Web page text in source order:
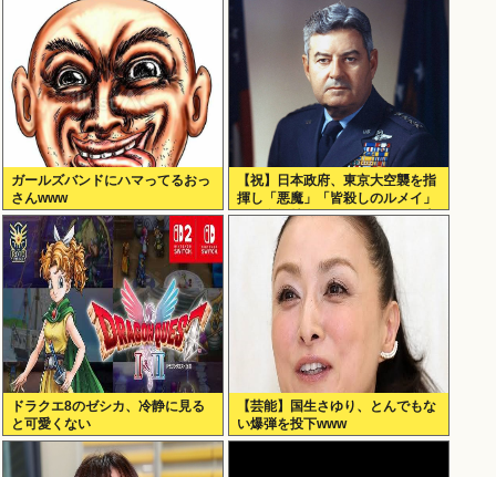
ガールズバンドにハマってるおっ
さんwww
【祝】日本政府、東京大空襲を指
揮し「悪魔」「皆殺しのルメイ」
の渾名を持つカーチス・ルメイ米
国空軍大将に勲一等旭日大綬章を
ドラクエ8のゼシカ、冷静に見る
と可愛くない
【芸能】国生さゆり、とんでもな
い爆弾を投下www